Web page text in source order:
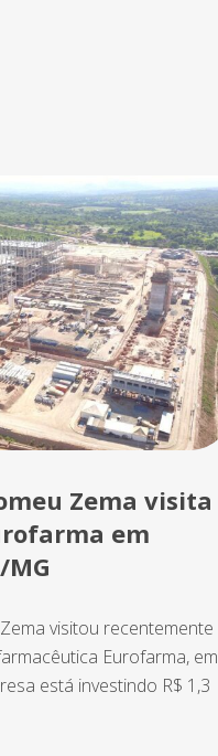
Zema visita
em
visitou recentemente
Eurofarma, em
está investindo R$ 1,3